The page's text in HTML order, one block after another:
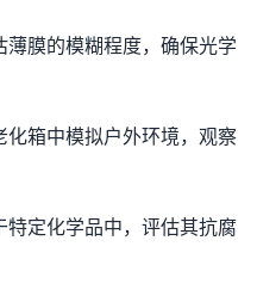
膜的模糊程度，确保光学
化箱中模拟户外环境，观察
特定化学品中，评估其抗腐